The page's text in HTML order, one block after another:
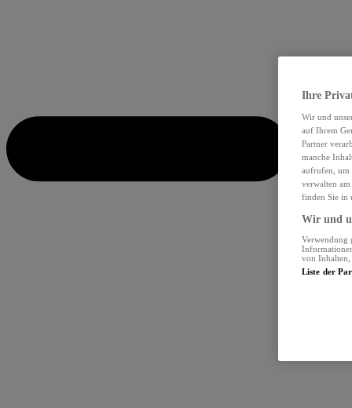
Ihre
Wir und
auf Ihrem
Partner
manche
aufrufen, um
verwalten
finden Sie in
Wir und
Verwendung
von Inhalten,
Liste der